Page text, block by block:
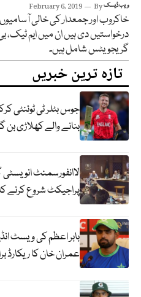
February 6, 2019 Byویب ڈیسک
خاکروب اور جمعدار کی خالی
درخواستیں دی ہیں ان میں ایم ٹیک،
گریجویٹس شامل ہیں۔
تازہ ترین خبریں
جوس بٹلر ٹی ٹوئنٹی
بنانے والے کھلاڑی بن
لاانفورسمنٹ
پراجیکٹ شروع کرنے
بابر اعظم کی ویسٹ
عمران خان کا ریکارڈ